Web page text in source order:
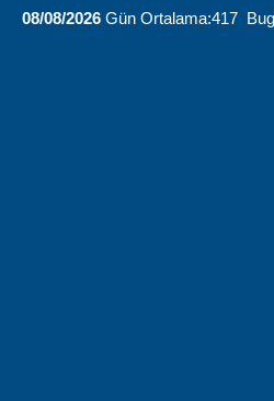
08/08/2026 Gün Ortalama:417